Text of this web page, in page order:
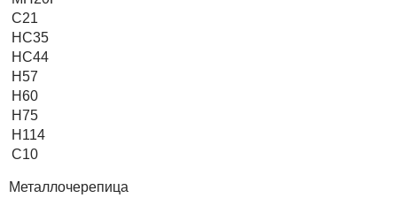
С21
HC35
НС44
Н57
Н60
Н75
Н114
С10
Металлочерепица